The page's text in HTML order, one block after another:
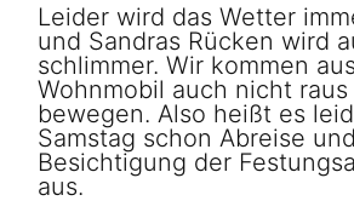
Leider wird das Wetter
und Sandras Rücken wird
schlimmer. Wir kommen
Wohnmobil auch nicht
bewegen. Also heißt es
Samstag schon Abreise
Besichtigung der
aus.